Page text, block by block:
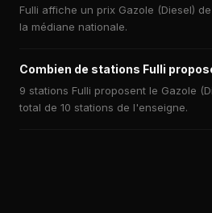
Fulli affiche un prix Gazole (Diesel)
la médiane nationale.
Combien de stations Fulli
9 stations Fulli proposent le Gazole
total de 10 stations de l'enseigne.